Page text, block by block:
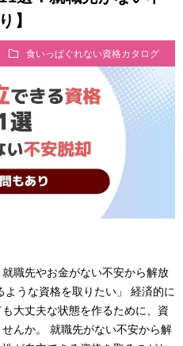
】
食いっぱぐれない資格カタログ
職先やお金がない不安から解放
うな資格を取りたい」 経済的に
大丈夫な状態を作るために、資
んか。 就職先がない不安から解